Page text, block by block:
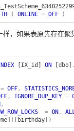
( ONLINE = OFF
，如果表原先存在聚
[IX_id] ON [dbo] .
= OFF,
, IGNORE_DUP_KEY =
,
= ON,
( [birthday] )